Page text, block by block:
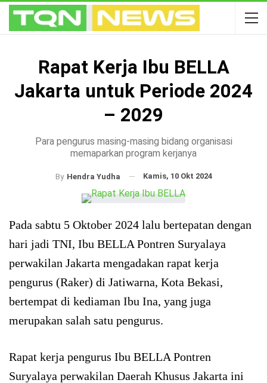
Rapat Kerja Ibu BELLA
Jakarta untuk Periode 2024
– 2029
Para pengurus masing-masing bidang organisasi
memaparkan program kerjanya
By Hendra Yudha Kamis, 10 Okt 2024
Pada sabtu 5 Oktober 2024 lalu bertepatan dengan
hari jadi TNI, Ibu BELLA Pontren Suryalaya
perwakilan Jakarta mengadakan rapat kerja
pengurus (Raker) di Jatiwarna, Kota Bekasi,
bertempat di kediaman Ibu Ina, yang juga
merupakan salah satu pengurus.
Rapat kerja pengurus Ibu BELLA Pontren
Suryalaya perwakilan Daerah Khusus Jakarta ini